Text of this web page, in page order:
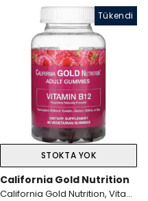
Tükendi
STOKTA YOK
California Gold Nutrition
California Gold Nutrition, Vitamin B12 Gummies, Natural Raspberry, Gelatin Free, 3,000 mcg, 90 Gummies- İthal